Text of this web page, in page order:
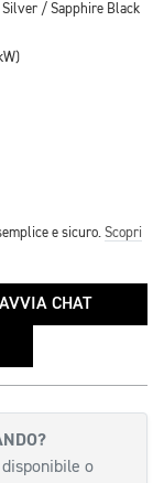
/ Sapphire Black
e sicuro. Scopri
CHAT
o